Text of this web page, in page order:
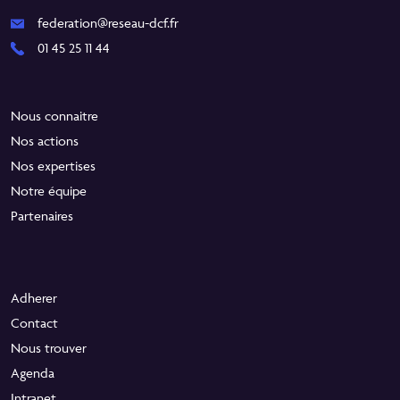
federation@reseau-dcf.fr
01 45 25 11 44
Nous connaitre
Nos actions
Nos expertises
Notre équipe
Partenaires
Adherer
Contact
Nous trouver
Agenda